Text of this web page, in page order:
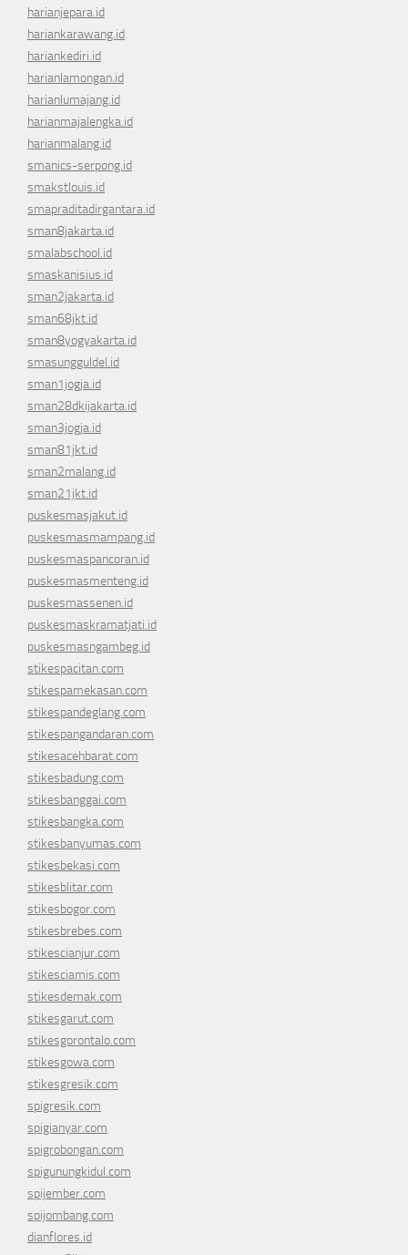
harianjepara.id
hariankarawang.id
hariankediri.id
harianlamongan.id
harianlumajang.id
harianmajalengka.id
harianmalang.id
smanics-serpong.id
smakstlouis.id
smapraditadirgantara.id
sman8jakarta.id
smalabschool.id
smaskanisius.id
sman2jakarta.id
sman68jkt.id
sman8yogyakarta.id
smasungguldel.id
sman1jogja.id
sman28dkijakarta.id
sman3jogja.id
sman81jkt.id
sman2malang.id
sman21jkt.id
puskesmasjakut.id
puskesmasmampang.id
puskesmaspancoran.id
puskesmasmenteng.id
puskesmassenen.id
puskesmaskramatjati.id
puskesmasngambeg.id
stikespacitan.com
stikespamekasan.com
stikespandeglang.com
stikespangandaran.com
stikesacehbarat.com
stikesbadung.com
stikesbanggai.com
stikesbangka.com
stikesbanyumas.com
stikesbekasi.com
stikesblitar.com
stikesbogor.com
stikesbrebes.com
stikescianjur.com
stikesciamis.com
stikesdemak.com
stikesgarut.com
stikesgorontalo.com
stikesgowa.com
stikesgresik.com
spigresik.com
spigianyar.com
spigrobongan.com
spigunungkidul.com
spijember.com
spijombang.com
dianflores.id